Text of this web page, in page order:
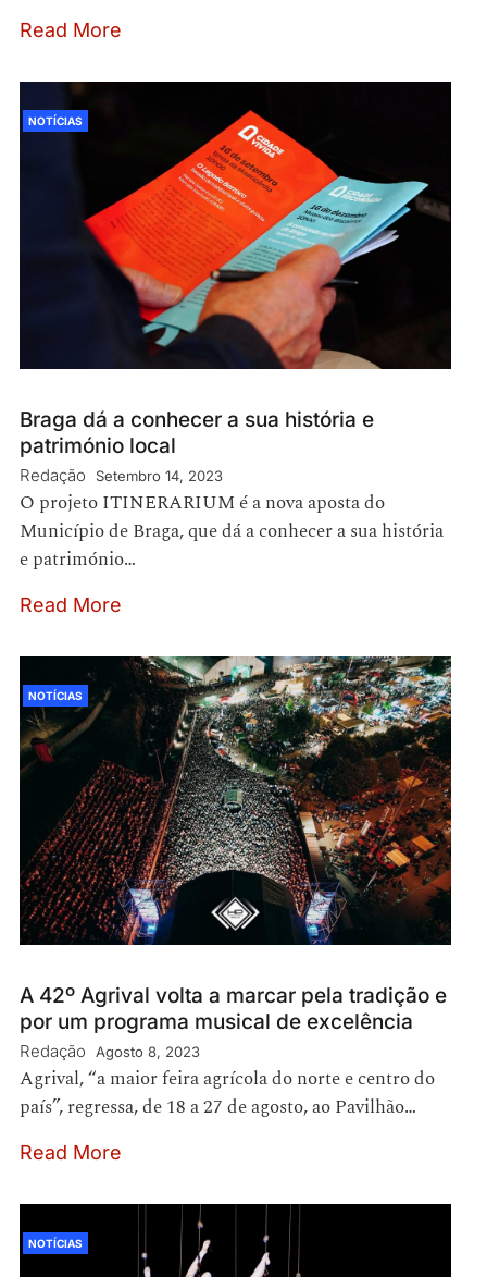
Read More
NOTÍCIAS
Braga dá a conhecer a sua história e
património local
Redação Setembro 14, 2023
O projeto ITINERARIUM é a nova aposta do
Município de Braga, que dá a conhecer a sua história
e património…
Read More
NOTÍCIAS
A 42º Agrival volta a marcar pela tradição e
por um programa musical de excelência
Redação Agosto 8, 2023
Agrival, “a maior feira agrícola do norte e centro do
país”, regressa, de 18 a 27 de agosto, ao Pavilhão…
Read More
NOTÍCIAS